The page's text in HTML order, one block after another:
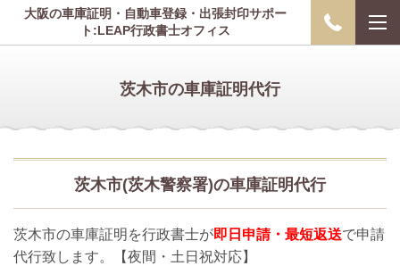
大阪の車庫証明・自動車登録・出張封印サポー
ト:LEAP行政書士オフィス
茨木市の車庫証明代行
茨木市(茨木警察署)の車庫証明代行
茨木市の車庫証明を行政書士が即日申請・最短返送で申請
代行致します。【夜間・土日祝対応】